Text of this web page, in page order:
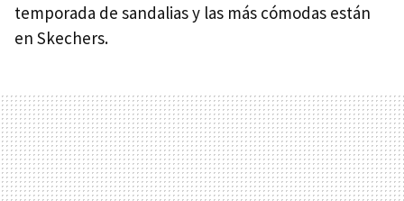
temporada de sandalias y las más cómodas están
en Skechers.